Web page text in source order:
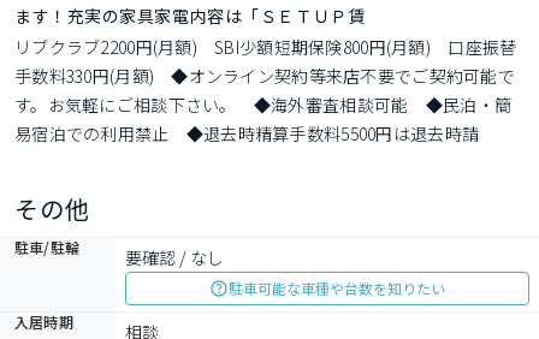
ます！充実の家具家電内容は「ＳＥＴＵＰ賃
リブクラブ2200円(月額)　SBI少額短期保険800円(月額)　口座振替
手数料330円(月額)　◆オンライン契約等来店不要でご契約可能で
す。お気軽にご相談下さい。　◆海外審査相談可能　◆民泊・簡
易宿泊での利用禁止　◆退去時精算手数料5500円は退去時請
約金：1年未満家賃1ヶ月分
その他
駐車/駐輪 要確認 / なし
駐車可能な車種や台数を知りたい
入居時期
相談